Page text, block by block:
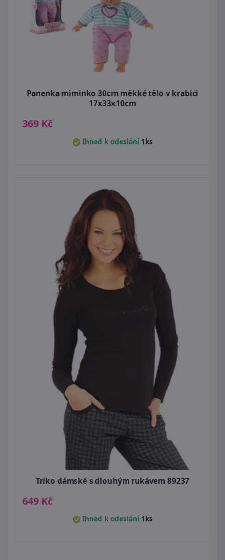
Panenka miminko 30cm měkké tělo v krabici
17x33x10cm
369 Kč
Ihned k odeslání 1ks
Triko dámské s dlouhým rukávem 89237
649 Kč
Ihned k odeslání 1ks